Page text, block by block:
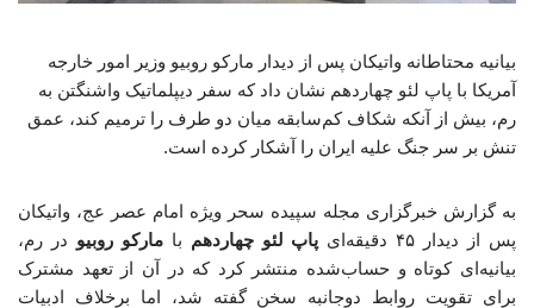
بیانیه محتاطانه واتیکان پس از دیدار مارکو روبیو وزیر امور خارجه
آمریکا با پاپ لئو چهاردهم نشان داد که سفر دیپلماتیک واشنگتن به
رم، بیش از آنکه شکاف کم‌سابقه میان دو طرف را ترمیم کند، عمق
تنش بر سر جنگ علیه ایران را آشکار کرده است.
به گزارش خبرگزاری مجله سپیده سحر ویژه امام عصر عج، واتیکان
پس از دیدار ۴۵ دقیقه‌ای
پاپ لئو چهاردهم با مارکو روبیو در رم،
بیانیه‌ای کوتاه و حساب‌شده منتشر کرد که در آن از تعهد مشترک
برای تقویت روابط دوجانبه سخن گفته شد، اما برخلاف ادبیات